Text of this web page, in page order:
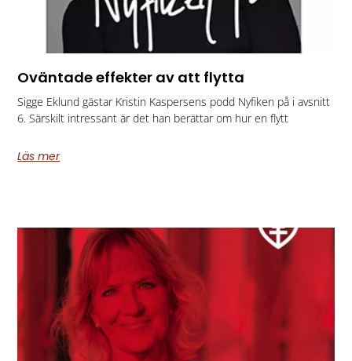
Oväntade effekter av att flytta
Sigge Eklund gästar Kristin Kaspersens podd Nyfiken på i avsnitt
6. Särskilt intressant är det han berättar om hur en flytt
Läs mer